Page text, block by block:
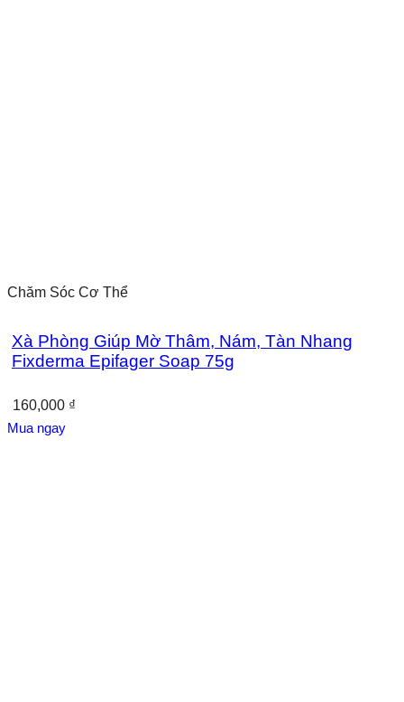
Chăm Sóc Cơ Thể
Xà Phòng Giúp Mờ Thâm, Nám, Tàn Nhang
Fixderma Epifager Soap 75g
160,000 ₫